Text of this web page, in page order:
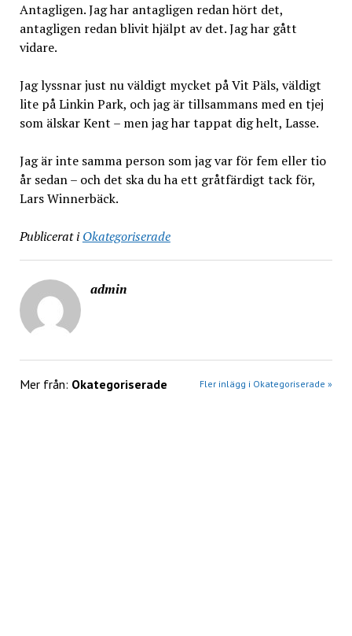
Antagligen. Jag har antagligen redan hört det,
antagligen redan blivit hjälpt av det. Jag har gått
vidare.
Jag lyssnar just nu väldigt mycket på Vit Päls, väldigt
lite på Linkin Park, och jag är tillsammans med en tjej
som älskar Kent – men jag har tappat dig helt, Lasse.
Jag är inte samma person som jag var för fem eller tio
år sedan – och det ska du ha ett gråtfärdigt tack för,
Lars Winnerbäck.
Publicerat i Okategoriserade
admin
Mer från: Okategoriserade Fler inlägg i Okategoriserade »